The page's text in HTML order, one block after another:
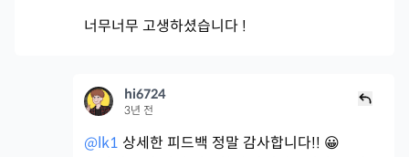
너무너무 고생하셨습니다 !
hi6724
3년 전
@lk1 상세한 피드백 정말 감사합니다!! 😀